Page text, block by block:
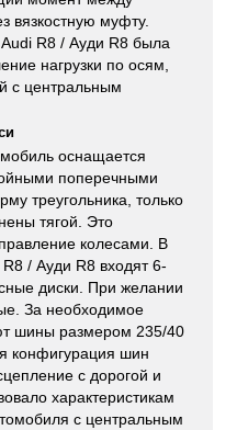
вязкостную муфту.
R8 / Ауди R8 была
нагрузки по осям,
с центральным
оснащается
поперечными
треугольника, только
тягой. Это
колесами. В
/ Ауди R8 входят 6-
диски. При желании
За необходимое
шины размером 235/40
конфигурация шин
с дорогой и
характеристикам
с центральным